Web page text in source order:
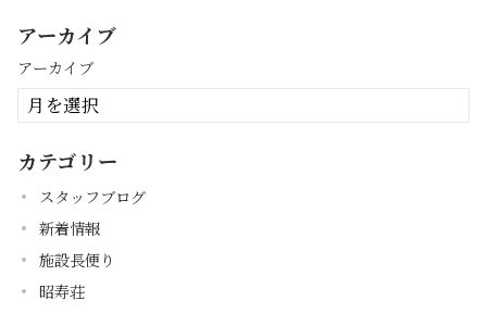
アーカイブ
アーカイブ
カテゴリー
スタッフブログ
新着情報
施設長便り
昭寿荘